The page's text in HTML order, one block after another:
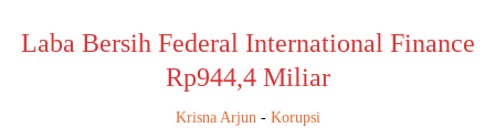
Laba Bersih Federal International Finance
Rp944,4 Miliar
Krisna Arjun- Korupsi